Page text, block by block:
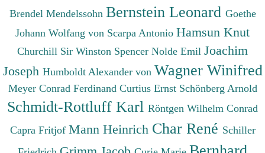
Brendel Mendelssohn Bernstein Leonard Goethe
Johann Wolfang von Scarpa Antonio Hamsun Knut
Churchill Sir Winston Spencer Nolde Emil Joachim
Joseph Humboldt Alexander von Wagner Winifred
Meyer Conrad Ferdinand Curtius Ernst Schönberg Arnold
Schmidt-Rottluff Karl Röntgen Wilhelm Conrad
Capra Fritjof Mann Heinrich Char René Schiller